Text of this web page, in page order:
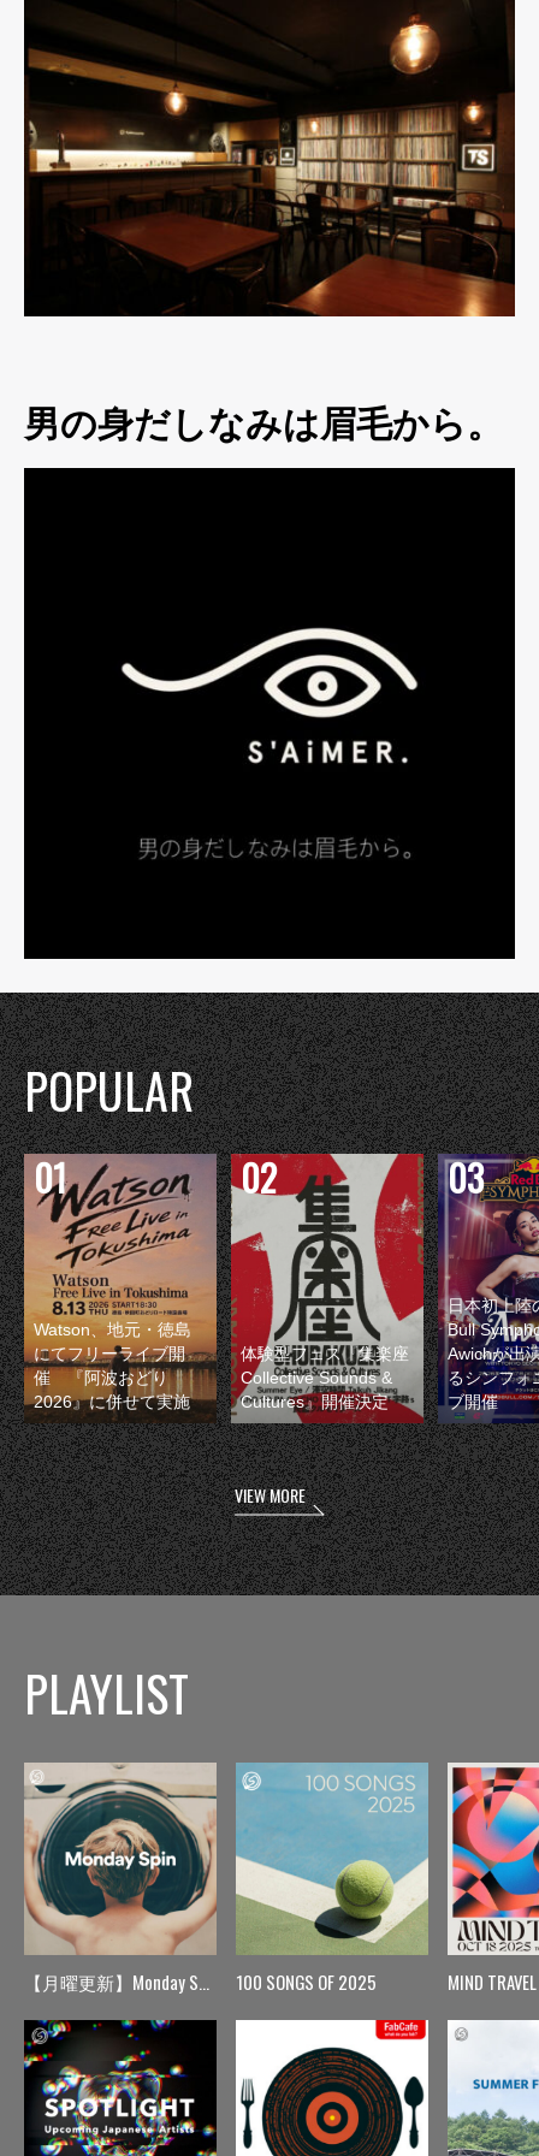
男の身だしなみは眉毛から。
POPULAR
Watson、地元・徳島
にてフリーライブ開
催 『阿波おどり
2026』に併せて実施
体験型フェス『集楽座
Collective Sounds &
Cultures』開催決定
日本初上陸
Bull
Awichが出
るシンフォ
ブ開催
VIEW MORE
PLAYLIST
【月曜更新】Monday Spin 100 SONGS OF 2025 MIND TRAVEL